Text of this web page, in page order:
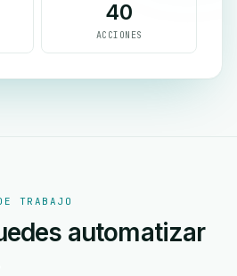
40
ACCIONES
TRABAJO
automatizar